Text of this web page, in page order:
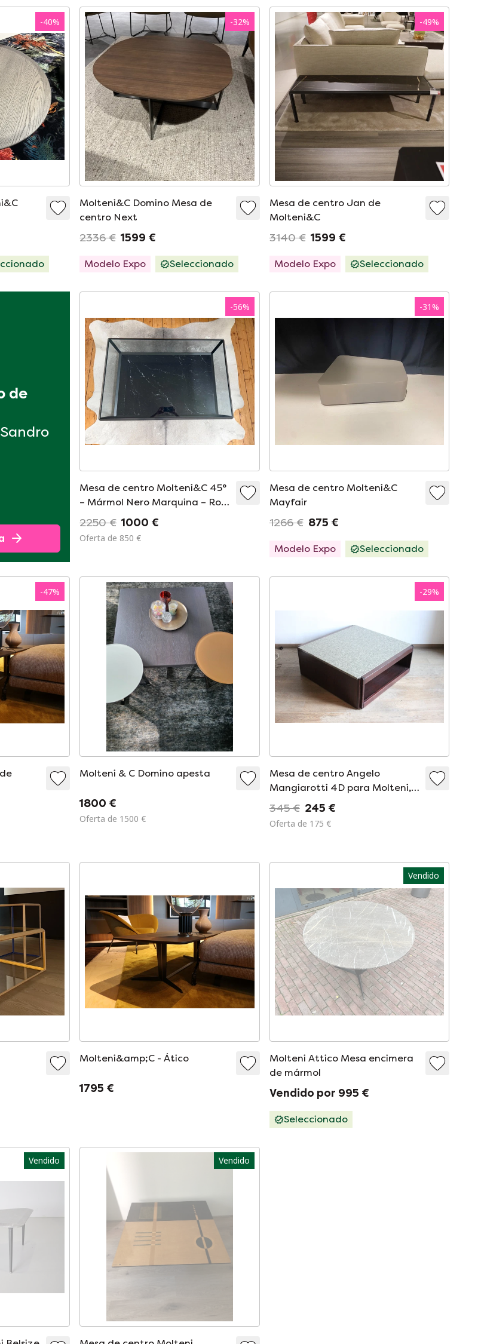
-40% -32%
Molteni&C Domino Mesa de
centro Next
2336 € 1599 €
Modelo Expo Seleccionado
-49%
Mesa de centro Jan de
Molteni&C
3140 € 1599 €
Modelo Expo Seleccionado
de
-56%
Mesa de centro Molteni&C 45°
– Mármol Nero Marquina – Ron
Gilad
2250 € 1000 €
Oferta de 850 €
-31%
Mesa de centro Molteni&C
Mayfair
1266 € 875 €
Modelo Expo Seleccionado
-47%
Molteni & C Domino apesta
1800 €
Oferta de 1500 €
-29%
Mesa de centro Angelo
Mangiarotti 4D para Molteni,
Italia, años 60
345 € 245 €
Oferta de 175 €
Molteni&amp;C - Ático
1795 €
Vendido
Molteni Attico Mesa encimera
de mármol
Vendido por 995 €
Seleccionado
Vendido Vendido